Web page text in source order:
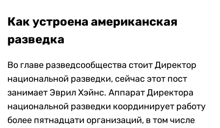
Как устроена американская
разведка
Во главе разведсообщества стоит Директор
национальной разведки, сейчас этот пост
занимает Эврил Хэйнс. Аппарат Директора
национальной разведки координирует работу
более пятнадцати организаций, в том числе